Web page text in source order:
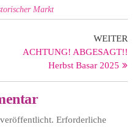
Markt
WEITER
ACHTUNG! ABGESAGT!!
Herbst Basar 2025
Erforderliche